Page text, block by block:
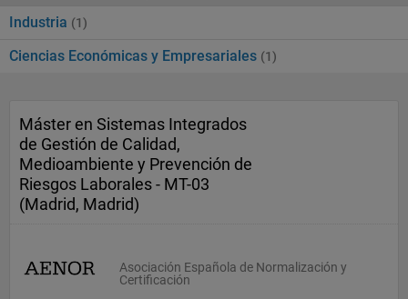
Industria (1)
Ciencias Económicas y Empresariales (1)
Máster en Sistemas Integrados
de Gestión de Calidad,
Medioambiente y Prevención de
Riesgos Laborales - MT-03
(Madrid, Madrid)
Asociación Española de Normalización y
Certificación